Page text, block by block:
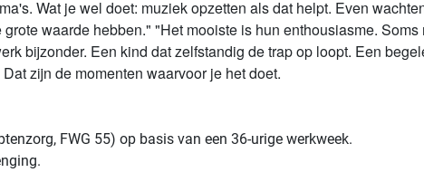
Wat je wel doet: muziek opzetten als dat helpt. Even
waarde hebben." "Het mooiste is hun enthousiasme. Soms
bijzonder. Een kind dat zelfstandig de trap op loopt. Een
zijn de momenten waarvoor je het doet.
FWG 55) op basis van een 36-urige werkweek.